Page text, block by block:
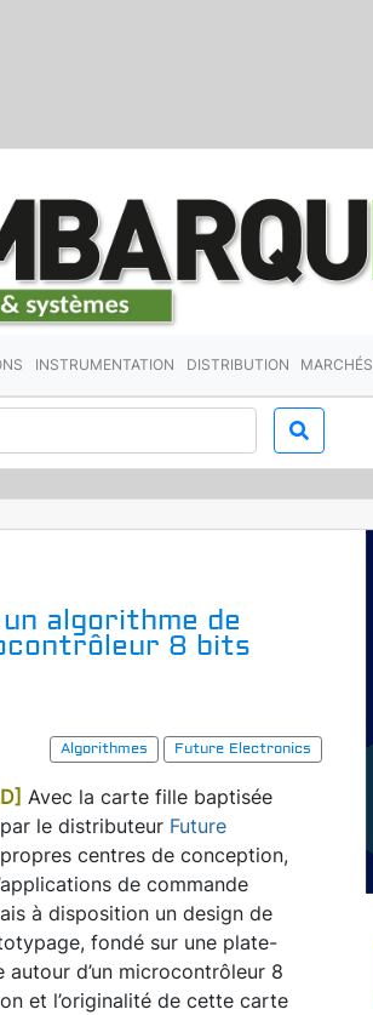
INSTRUMENTATION DISTRIBUTION MARCHÉS
algorithme de
8 bits
Algorithmes
Future Electronics
Avec la carte fille baptisée
le distributeur Future
centres de conception,
de commande
à disposition un design de
fondé sur une plate-
d’un microcontrôleur 8
et l’originalité de cette carte